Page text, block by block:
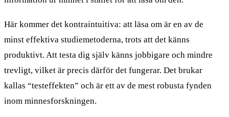
Här kommer det kontraintuitiva: att läsa om är en av de
minst effektiva studiemetoderna, trots att det känns
produktivt. Att testa dig själv känns jobbigare och mindre
trevligt, vilket är precis därför det fungerar. Det brukar
kallas “testeffekten” och är ett av de mest robusta fynden
inom minnesforskningen.